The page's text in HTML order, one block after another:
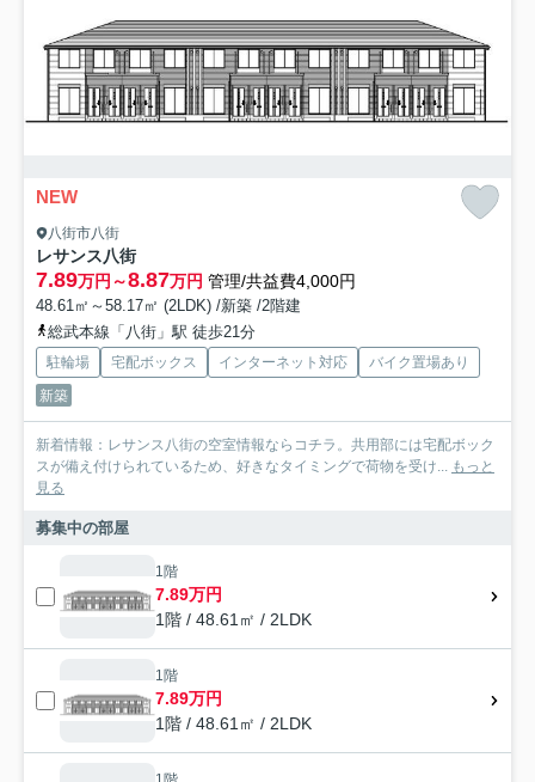
NEW
八街市八街
レサンス八街
7.89万円～8.87万円 管理/共益費4,000円
48.61㎡～58.17㎡ (2LDK) /新築 /2階建
総武本線「八街」駅 徒歩21分
駐輪場 宅配ボックス インターネット対応
バイク置場あり
新築
新着情報：レサンス八街の空室情報ならコチラ。共用部には宅配ボック
スが備え付けられているため、好きなタイミングで荷物を受け... もっと
見る
募集中の部屋
1階
7.89万円
1階 / 48.61㎡ / 2LDK
1階
7.89万円
1階 / 48.61㎡ / 2LDK